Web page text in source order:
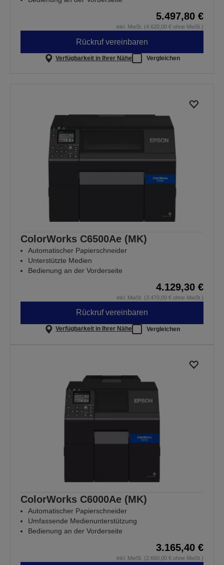
5.497,80 €
inkl. MwSt. (4.620,00 € ohne MwSt.)
Rückruf vereinbaren
Verfügbarkeit in Ihrer Nähe Vergleichen
ColorWorks C6500Ae (MK)
Automatischer Papierschneider
Unterstützte Medien
Bedienung an der Vorderseite
4.129,30 €
inkl. MwSt. (3.470,00 € ohne MwSt.)
Rückruf vereinbaren
Verfügbarkeit in Ihrer Nähe Vergleichen
ColorWorks C6000Ae (MK)
Automatischer Papierschneider
Umfassende Medienunterstützung
Bedienung an der Vorderseite
3.165,40 €
inkl. MwSt. (2.660,00 € ohne MwSt.)